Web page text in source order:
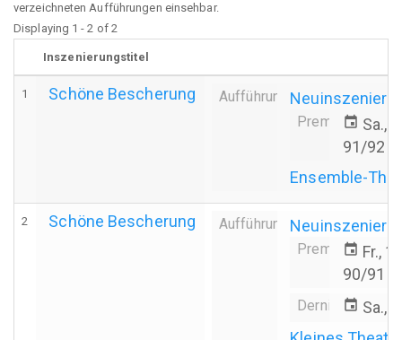
verzeichneten Aufführungen einsehbar.
Displaying 1 - 2 of 2
Inszenierungstitel
1 Schöne Bescherung Aufführung
Premiere
event Sa.,
91/92
Ensemble-
2 Schöne Bescherung Aufführung
Premiere
event Fr.,
90/91
Derniereevent Sa.,